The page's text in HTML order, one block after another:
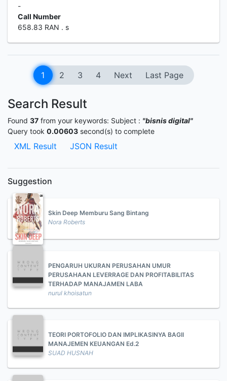
-
Call Number
658.83 RAN . s
1 2 3 4 Next Last Page
Search Result
Found 37 from your keywords: Subject : "bisnis digital"
Query took 0.00603 second(s) to complete
XML Result JSON Result
Suggestion
Skin Deep Memburu Sang Bintang
Nora Roberts
PENGARUH UKURAN PERUSAHAN UMUR
PERUSAHAAN LEVERRAGE DAN PROFITABILITAS
TERHADAP MANAJAMEN LABA
nurul khoisatun
TEORI PORTOFOLIO DAN IMPLIKASINYA BAGII
MANAJEMEN KEUANGAN Ed.2
SUAD HUSNAH